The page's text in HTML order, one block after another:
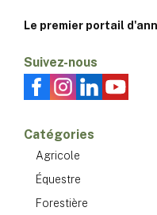
Le premier portail
Suivez-nous
Catégories
Agricole
Équestre
Forestière